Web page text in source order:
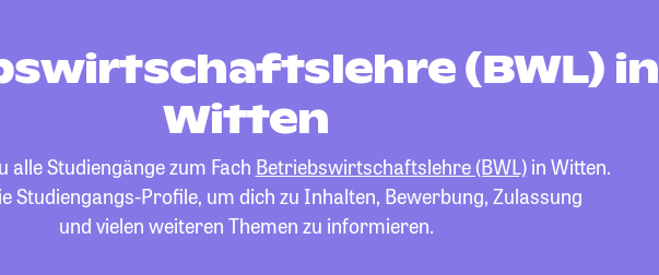
(BWL) in
Witten
alle Studiengänge zum Fach Betriebswirtschaftslehre (BWL)in Witten.
Studiengangs-Profile, um dich zu Inhalten, Bewerbung, Zulassung
und vielen weiteren Themen zu informieren.